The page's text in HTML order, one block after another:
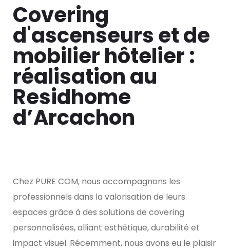
Covering
d'ascenseurs et de
mobilier hôtelier :
réalisation au
Residhome
d’Arcachon
Chez PURE COM, nous accompagnons les
professionnels dans la valorisation de leurs
espaces grâce à des solutions de covering
personnalisées, alliant esthétique, durabilité et
impact visuel. Récemment, nous avons eu le plaisir